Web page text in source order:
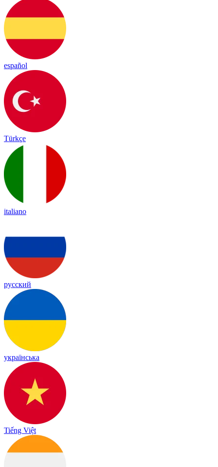
español
Türkçe
italiano
русский
українська
Tiếng Việt